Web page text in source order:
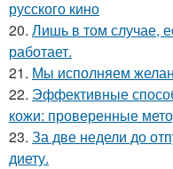
русского кино
20. Лишь в том случае,
работает.
21. Мы исполняем
22. Эффективные
кожи: проверенные
23. За две недели до
диету.